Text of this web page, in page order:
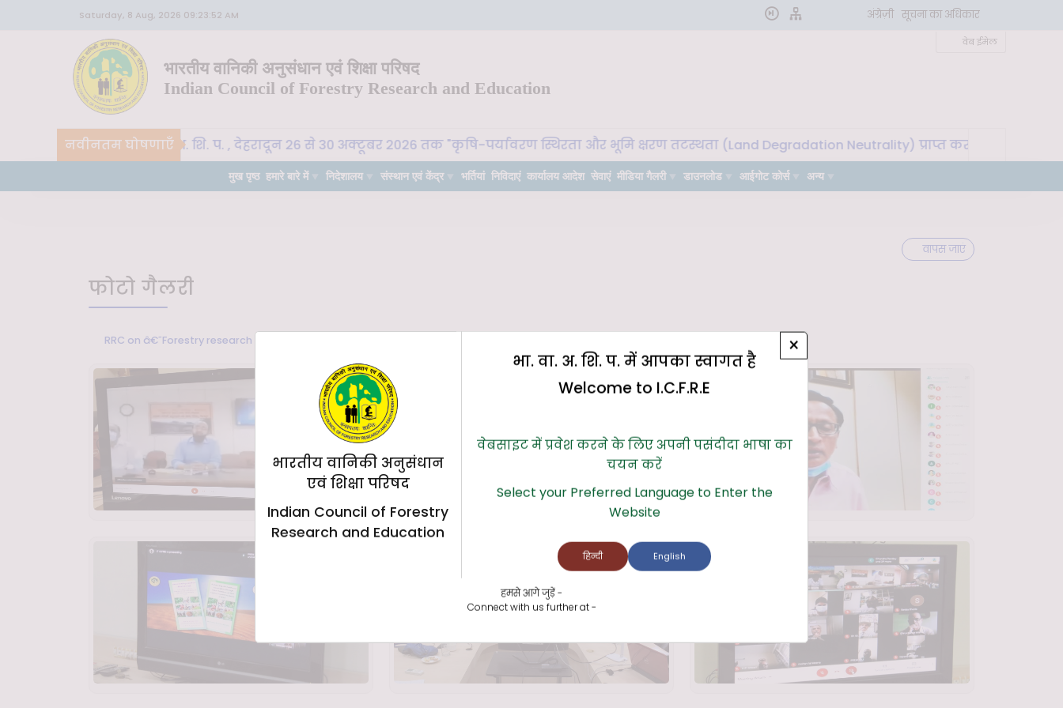
Saturday, 8 Aug, 2026 09:23:52 AM अंग्रेज़ी सूचना का अधिकार
भारतीय वानिकी अनुसंधान एवं शिक्षा परिषद
Indian Council of Forestry Research and Education
वेब ईमेल
नवीनतम घोषणाएँ
CoE-SLM, भा. वा. अ. शि. प. , देहरादून 26 से 30 अक्टूबर 2026 तक "कृषि-पर्यावरण स्थिरता और भूमि क्षरण तटस्थता (Land Degradation Neutrality) प्राप्त करने के लिए मृदा
मुख पृष्ठ हमारे बारे में निदेशालय संस्थान एवं केंद्र भर्तियां निविदाएं कार्यालय आदेश सेवाएं मीडिया गैलरी डाउनलोड आईगोट कोर्स अन्य
वापस जाएं
फोटो गैलरी
RRC on â€˜Forestry research in western and central Indiaâ€™ jointly organized by AFRI, Jodhpur and TFRI, Jabalpur on 25 Aug, 2020 ×
भारतीय वानिकी अनुसंधान
एवं शिक्षा परिषद
Indian Council of Forestry
Research and Education
भा. वा. अ. शि. प. में आपका स्वागत है
Welcome to I.C.F.R.E
वेबसाइट में प्रवेश करने के लिए अपनी पसंदीदा भाषा का
चयन करें
Select your Preferred Language to Enter the
Website
हिन्दी English
हमसे आगे जुड़ें -
Connect with us further at -